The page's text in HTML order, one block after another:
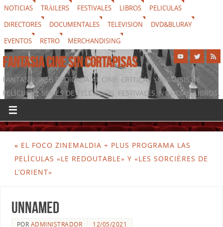
NOTICIAS TRÁILERS FESTIVALES LIBROS
PELICULAS
DIRECTORES
DOCUMENTALES TELEVISION
DVD&BLURAY
EVENTOS
RETRO MERCHANDISING
FANTASIA CINE SIN CORTAPISAS
FANTASIA, WEB DEDICADA AL CINE, CRÍTICAS Y ANÁLISIS DE
PELÍCULAS, SERIES DE TELEVISIÓN, FESTIVALES, NOTICIAS, LIBROS,
DVD & BLURAY, MERCHANDISING Y TODO LO QUE RODEA AL
SÉPTIMO ARTE
« EL FOCO ZINEMALDIA + PLUS PROGRAMA LAS
PELÍCULAS «LE REDOUTABLE» Y «LES SORCIÈRES DE
L’ORIENT»
unnamed
POR ADMINISTRADOR
12/05/2021